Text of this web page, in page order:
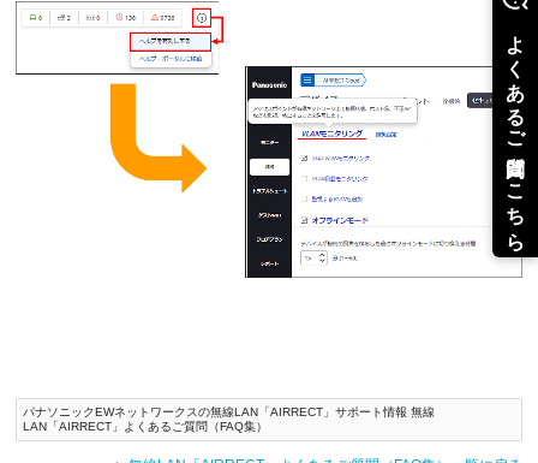
パナソニックEWネットワークスの無線LAN「AIRRECT」サポート情報 無線
LAN「AIRRECT」よくあるご質問（FAQ集）